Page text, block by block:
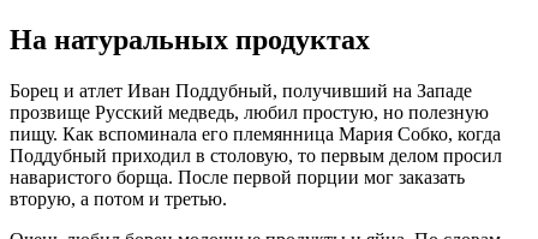
На натуральных продуктах
Борец и атлет Иван Поддубный, получивший на Западе
прозвище Русский медведь, любил простую, но полезную
пищу. Как вспоминала его племянница Мария Собко, когда
Поддубный приходил в столовую, то первым делом просил
наваристого борща. После первой порции мог заказать
вторую, а потом и третью.